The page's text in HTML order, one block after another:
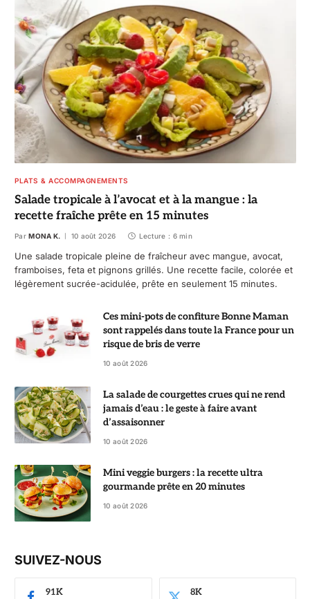
PLATS & ACCOMPAGNEMENTS
Salade tropicale à l’avocat et à la mangue : la
recette fraîche prête en 15 minutes
Par MONA K. 10 août 2026 Lecture : 6 min
Une salade tropicale pleine de fraîcheur avec mangue, avocat,
framboises, feta et pignons grillés. Une recette facile, colorée et
légèrement sucrée-acidulée, prête en seulement 15 minutes.
Ces mini-pots de confiture Bonne Maman
sont rappelés dans toute la France pour un
risque de bris de verre
10 août 2026
La salade de courgettes crues qui ne rend
jamais d’eau : le geste à faire avant
d’assaisonner
10 août 2026
Mini veggie burgers : la recette ultra
gourmande prête en 20 minutes
10 août 2026
SUIVEZ-NOUS
91K 8K